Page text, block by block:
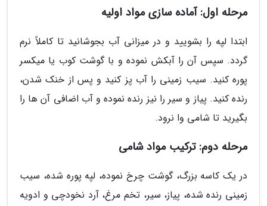
مرحله اول: آماده سازی مواد اولیه
ابتدا لپه را بشویید و در میزانی آب بجوشانید تا کاملاً نرم
گردد. سپس آن را آبکش نموده و با گوشت کوب یا میکسر
پوره کنید. سیب زمینی را آب پز کنید و پس از خنک شدن،
رنده کنید. پیاز و سیر را نیز رنده نموده و آب اضافی آن ها را
بگیرید تا شامی وا نرود.
مرحله دوم: ترکیب مواد شامی
در یک کاسه بزرگ، گوشت چرخ نموده، لپه پوره شده، سیب
زمینی رنده شده، پیاز، سیر، تخم مرغ، آرد نخودچی و ادویه